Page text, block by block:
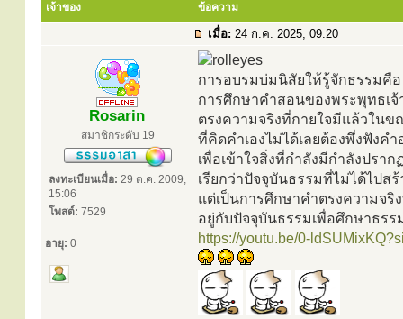
เจ้าของ ข้อความ
เมื่อ: 24 ก.ค. 2025, 09:20
Rosarin
สมาชิกระดับ 19
ลงทะเบียนเมื่อ: 29 ต.ค. 2009,
15:06
โพสต์: 7529
อายุ: 0
การอบรมบ่มนิสัยให้รู้จักธรรมคือ
การศึกษาคำสอนของพระพุทธเจ้
ตรงความจริงที่กายใจมีแล้วในข
ที่คิดคำเองไม่ได้เลยต้องพึ่งฟังคำ
เพื่อเข้าใจสิ่งที่กำลังมีกำลังปราก
เรียกว่าปัจจุบันธรรมที่ไม่ได้ไปส
แต่เป็นการศึกษาคำตรงความจริ
อยู่กับปัจจุบันธรรมเพื่อศึกษาธร
https://youtu.be/0-